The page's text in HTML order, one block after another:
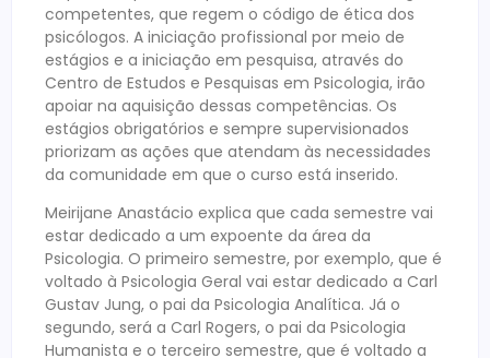
competentes, que regem o código de ética dos
psicólogos. A iniciação profissional por meio de
estágios e a iniciação em pesquisa, através do
Centro de Estudos e Pesquisas em Psicologia, irão
apoiar na aquisição dessas competências. Os
estágios obrigatórios e sempre supervisionados
priorizam as ações que atendam às necessidades
da comunidade em que o curso está inserido.
Meirijane Anastácio explica que cada semestre vai
estar dedicado a um expoente da área da
Psicologia. O primeiro semestre, por exemplo, que é
voltado à Psicologia Geral vai estar dedicado a Carl
Gustav Jung, o pai da Psicologia Analítica. Já o
segundo, será a Carl Rogers, o pai da Psicologia
Humanista e o terceiro semestre, que é voltado a